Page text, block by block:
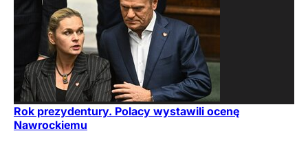
Rok prezydentury. Polacy wystawili ocenę
Nawrockiemu